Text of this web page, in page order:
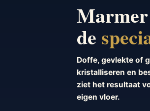
de
Doffe, gevlekte of
kristalliseren en
ziet het resultaat
eigen vloer.